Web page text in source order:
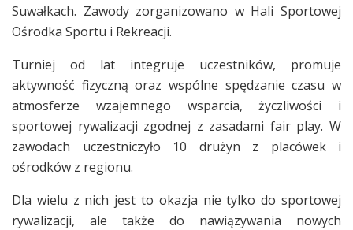
Suwałkach. Zawody zorganizowano w Hali Sportowej
Ośrodka Sportu i Rekreacji.
Turniej od lat integruje uczestników, promuje
aktywność fizyczną oraz wspólne spędzanie czasu w
atmosferze wzajemnego wsparcia, życzliwości i
sportowej rywalizacji zgodnej z zasadami fair play. W
zawodach uczestniczyło 10 drużyn z placówek i
ośrodków z regionu.
Dla wielu z nich jest to okazja nie tylko do sportowej
rywalizacji, ale także do nawiązywania nowych